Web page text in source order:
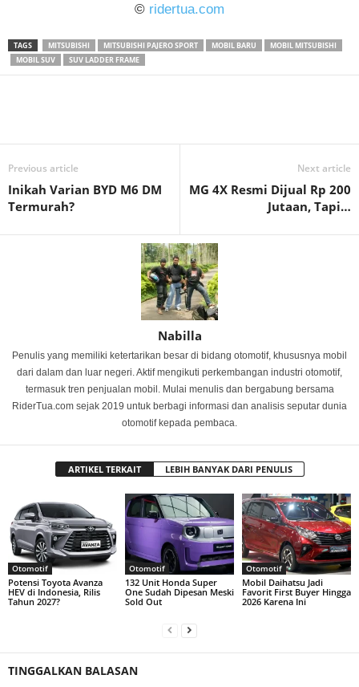
© ridertua.com
TAGS MITSUBISHI MITSUBISHI PAJERO SPORT MOBIL BARU
MOBIL MITSUBISHI
MOBIL SUV
SUV LADDER FRAME
Previous article
Inikah Varian BYD M6 DM
Termurah?
Next article
MG 4X Resmi Dijual Rp 200
Jutaan, Tapi…
Nabilla
Penulis yang memiliki ketertarikan besar di bidang otomotif, khususnya mobil
dari dalam dan luar negeri. Aktif mengikuti perkembangan industri otomotif,
termasuk tren penjualan mobil. Mulai menulis dan bergabung bersama
RiderTua.com sejak 2019 untuk berbagi informasi dan analisis seputar dunia
otomotif kepada pembaca.
ARTIKEL TERKAIT LEBIH BANYAK DARI PENULIS
Otomotif
Potensi Toyota Avanza
HEV di Indonesia, Rilis
Tahun 2027?
Otomotif
132 Unit Honda Super
One Sudah Dipesan Meski
Sold Out
Otomotif
Mobil Daihatsu Jadi
Favorit First Buyer Hingga
2026 Karena Ini
TINGGALKAN BALASAN